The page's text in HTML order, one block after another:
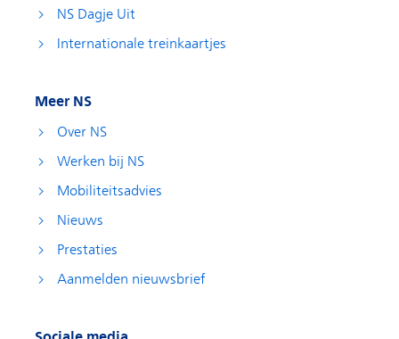
NS Dagje Uit
Internationale treinkaartjes
Meer NS
Over NS
Werken bij NS
Mobiliteitsadvies
Nieuws
Prestaties
Aanmelden nieuwsbrief